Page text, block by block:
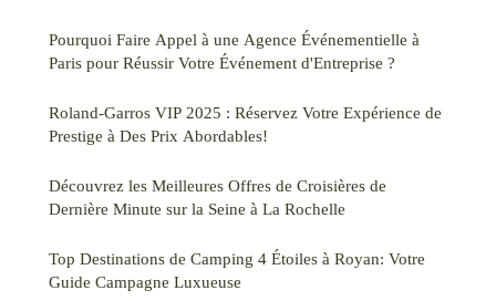
Pourquoi Faire Appel à une Agence Événementielle à
Paris pour Réussir Votre Événement d'Entreprise ?
Roland-Garros VIP 2025 : Réservez Votre Expérience de
Prestige à Des Prix Abordables!
Découvrez les Meilleures Offres de Croisières de
Dernière Minute sur la Seine à La Rochelle
Top Destinations de Camping 4 Étoiles à Royan: Votre
Guide Campagne Luxueuse